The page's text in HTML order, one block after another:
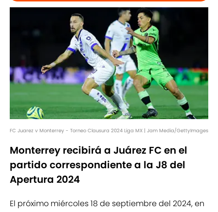
FC Juarez v Monterrey - Torneo Clausura 2024 Liga MX | Jam Media/GettyImages
Monterrey recibirá a Juárez FC en el
partido correspondiente a la J8 del
Apertura 2024
El próximo miércoles 18 de septiembre del 2024, en